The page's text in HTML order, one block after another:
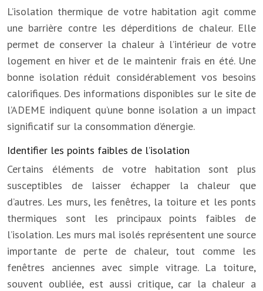
L’isolation thermique de votre habitation agit comme
une barrière contre les déperditions de chaleur. Elle
permet de conserver la chaleur à l’intérieur de votre
logement en hiver et de le maintenir frais en été. Une
bonne isolation réduit considérablement vos besoins
calorifiques. Des informations disponibles sur le site de
l’ADEME indiquent qu’une bonne isolation a un impact
significatif sur la consommation d’énergie.
Identifier les points faibles de l’isolation
Certains éléments de votre habitation sont plus
susceptibles de laisser échapper la chaleur que
d’autres. Les murs, les fenêtres, la toiture et les ponts
thermiques sont les principaux points faibles de
l’isolation. Les murs mal isolés représentent une source
importante de perte de chaleur, tout comme les
fenêtres anciennes avec simple vitrage. La toiture,
souvent oubliée, est aussi critique, car la chaleur a